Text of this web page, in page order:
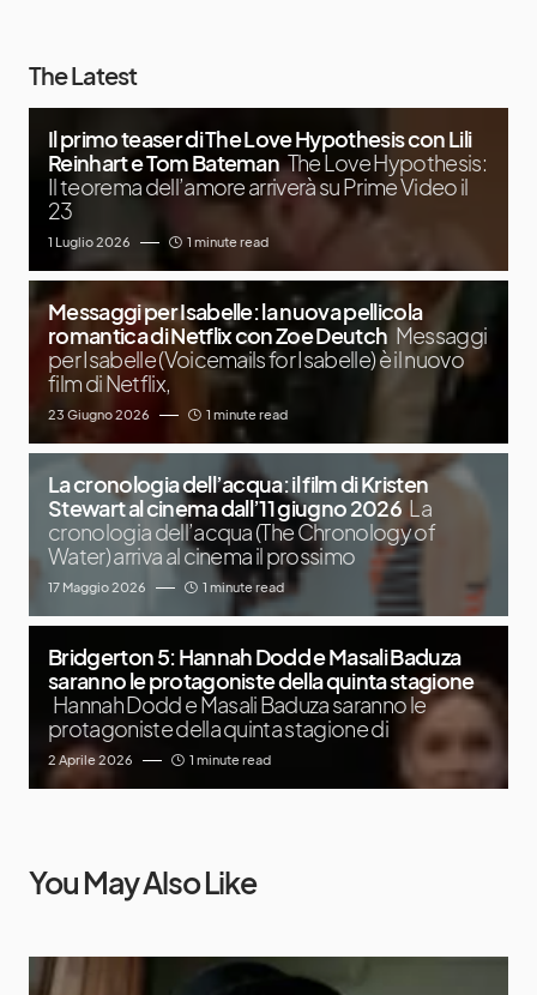
The Latest
Il primo teaser di The Love Hypothesis con Lili
Reinhart e Tom Bateman The Love Hypothesis:
Il teorema dell’amore arriverà su Prime Video il
23
1 Luglio 2026 1 minute read
Messaggi per Isabelle: la nuova pellicola
romantica di Netflix con Zoe Deutch Messaggi
per Isabelle (Voicemails for Isabelle) è il nuovo
film di Netflix,
23 Giugno 2026 1 minute read
La cronologia dell’acqua: il film di Kristen
Stewart al cinema dall’11 giugno 2026 La
cronologia dell’acqua (The Chronology of
Water) arriva al cinema il prossimo
17 Maggio 2026 1 minute read
Bridgerton 5: Hannah Dodd e Masali Baduza
saranno le protagoniste della quinta stagione
Hannah Dodd e Masali Baduza saranno le
protagoniste della quinta stagione di
2 Aprile 2026 1 minute read
You May Also Like